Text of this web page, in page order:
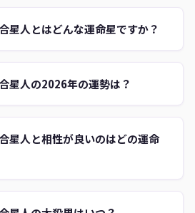
星人とはどんな運命星ですか？
星人の2026年の運勢は？
星人と相性が良いのはどの運命